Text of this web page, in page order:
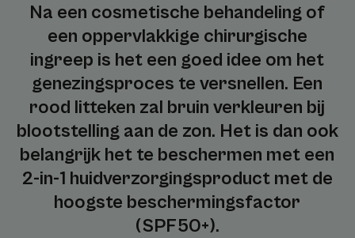
Na een cosmetische behandeling of
een oppervlakkige chirurgische
ingreep is het een goed idee om het
genezingsproces te versnellen. Een
rood litteken zal bruin verkleuren bij
blootstelling aan de zon. Het is dan ook
belangrijk het te beschermen met een
2-in-1 huidverzorgingsproduct met de
hoogste beschermingsfactor
(SPF50+).